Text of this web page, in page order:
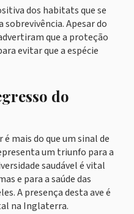
dos habitats que se
sobrevivência. Apesar do
que a proteção
evitar que a espécie
do
mais do que um sinal de
um triunfo para a
saudável é vital
e para a saúde das
A presença desta ave é
na Inglaterra.